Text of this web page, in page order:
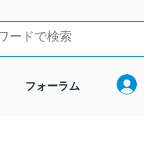
フォーラム